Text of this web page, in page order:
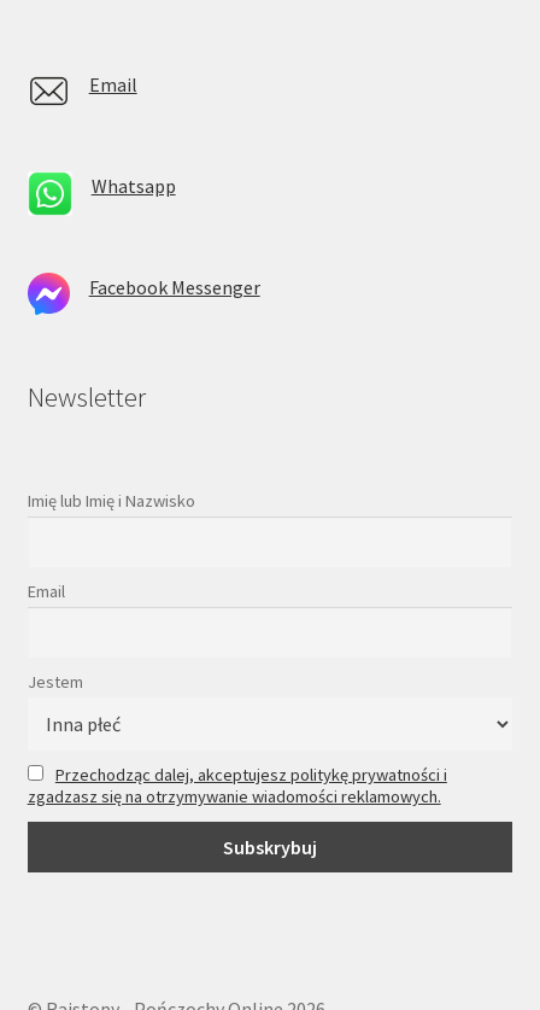
Email
Whatsapp
Facebook Messenger
Newsletter
Imię lub Imię i Nazwisko
Email
Jestem
Przechodząc dalej, akceptujesz politykę prywatności i
zgadzasz się na otrzymywanie wiadomości reklamowych.